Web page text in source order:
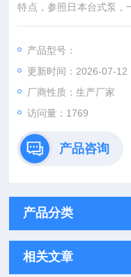
特点，参照日本台式泵，
具有体积小，重量轻，外
循环水真空泵防腐四表四抽
产品型号：
更新时间：2026-07-12
厂商性质：生产厂家
访问量：1769
产品咨询
产品分类
相关文章